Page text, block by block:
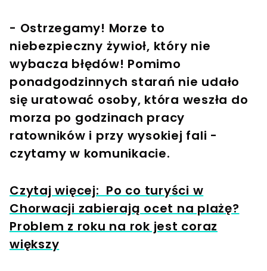
- Ostrzegamy! Morze to
niebezpieczny żywioł, który nie
wybacza błędów! Pomimo
ponadgodzinnych starań nie udało
się uratować osoby, która weszła do
morza po godzinach pracy
ratowników i przy wysokiej fali -
czytamy w komunikacie.
Czytaj więcej: Po co turyści w
Chorwacji zabierają ocet na plażę?
Problem z roku na rok jest coraz
większy